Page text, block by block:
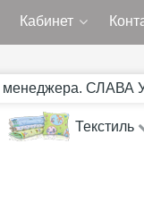
Кабинет
менеджера. СЛАВА
Текстиль